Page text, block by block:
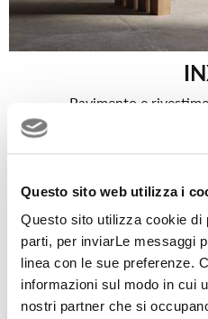
Questo sito web utilizza i
Questo sito utilizza cookie di
parti, per inviarLe messaggi
linea con le sue preferenze.
informazioni sul modo in cui
nostri partner che si
Pavimento e